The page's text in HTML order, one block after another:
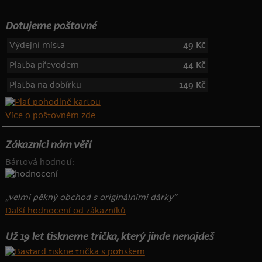
Dotujeme poštovné
Výdejní místa
49 Kč
Platba převodem
44 Kč
Platba na dobírku
149 Kč
Více o poštovném zde
Zákazníci nám věří
Bártová hodnotí:
„velmi pěkný obchod s originálními dárky“
Další hodnocení od zákazníků
Už 19 let tiskneme trička, který jinde nenajdeš